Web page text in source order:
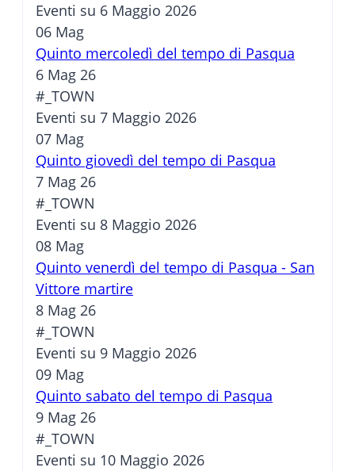
Eventi su 6 Maggio 2026
06 Mag
Quinto mercoledì del tempo di Pasqua
6 Mag 26
#_TOWN
Eventi su 7 Maggio 2026
07 Mag
Quinto giovedì del tempo di Pasqua
7 Mag 26
#_TOWN
Eventi su 8 Maggio 2026
08 Mag
Quinto venerdì del tempo di Pasqua - San
Vittore martire
8 Mag 26
#_TOWN
Eventi su 9 Maggio 2026
09 Mag
Quinto sabato del tempo di Pasqua
9 Mag 26
#_TOWN
Eventi su 10 Maggio 2026